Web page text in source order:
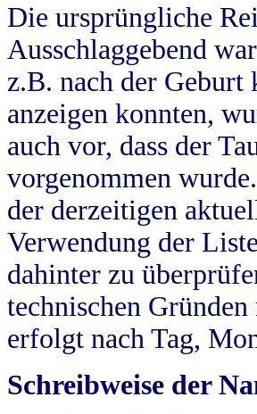
Die ursprüngliche
Ausschlaggebend
z.B. nach der
anzeigen konnten,
auch vor, dass der
vorgenommen
der derzeitigen
Verwendung der
dahinter zu
technischen
erfolgt nach Tag,
Schreibweise der